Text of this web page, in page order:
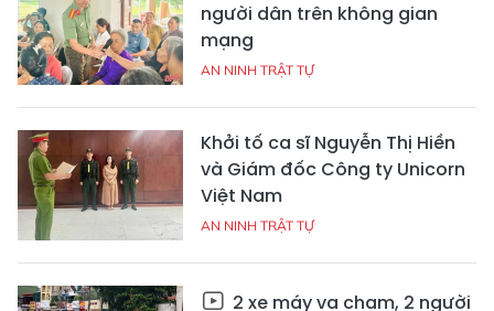
người dân trên không gian
mạng
AN NINH TRẬT TỰ
Khởi tố ca sĩ Nguyễn Thị Hiền
và Giám đốc Công ty Unicorn
Việt Nam
AN NINH TRẬT TỰ
2 xe máy va chạm, 2 người